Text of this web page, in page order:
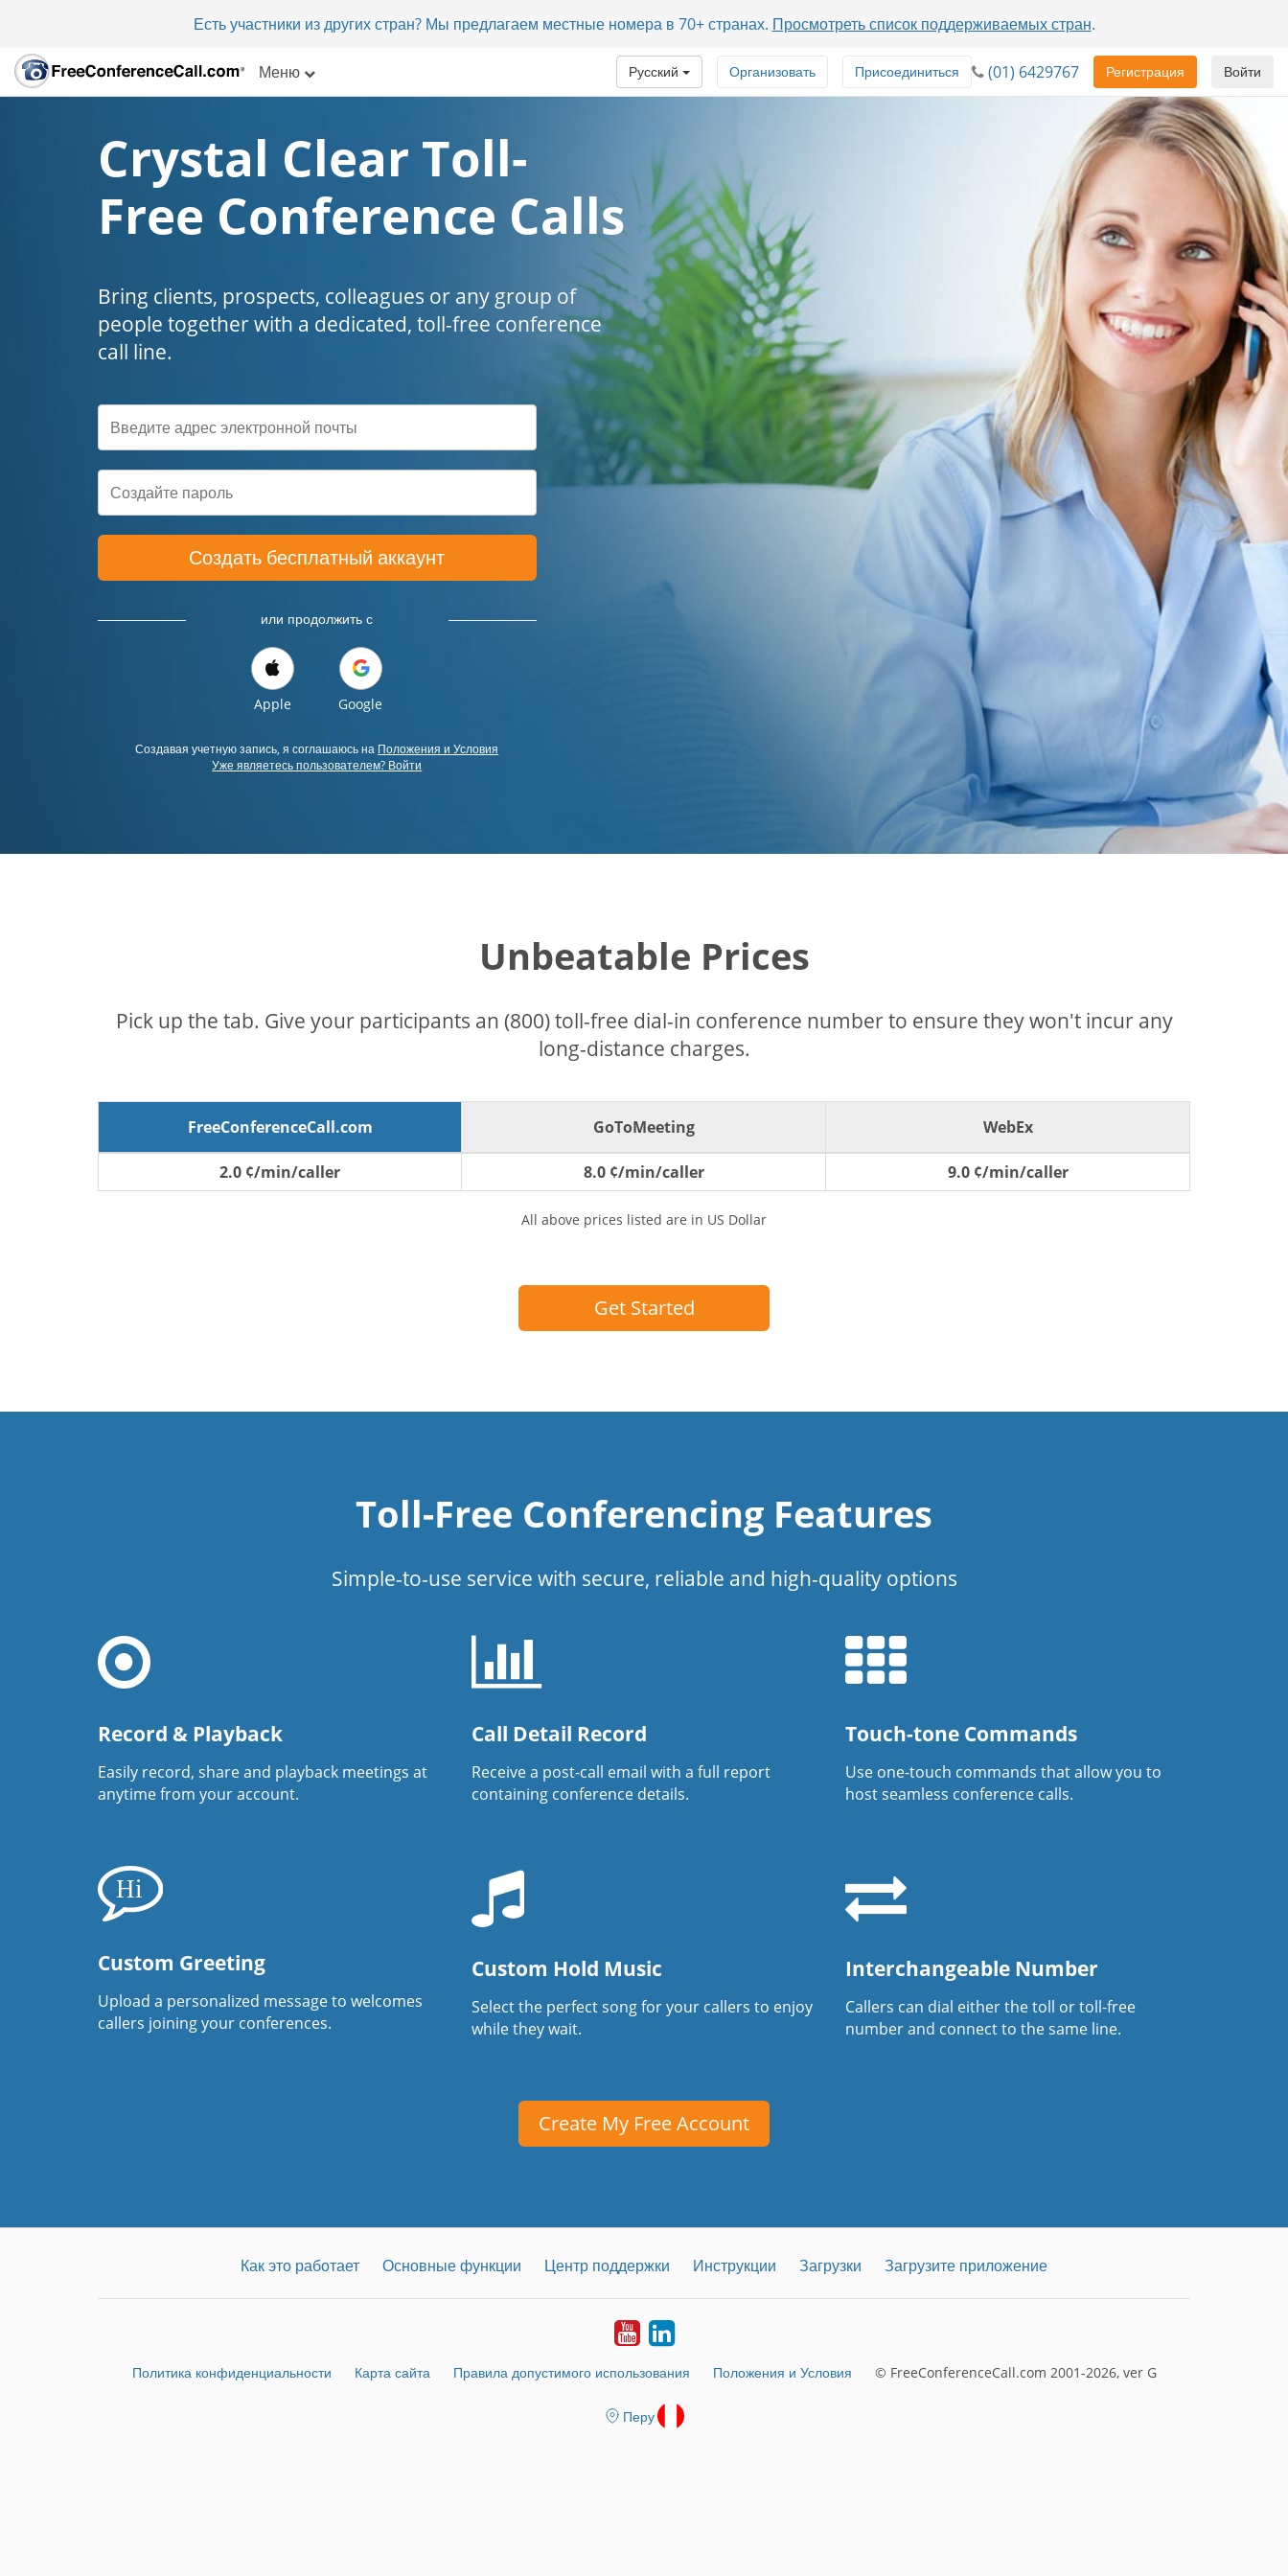
Есть участники из других стран? Мы предлагаем местные номера в 70+ странах. Просмотреть список поддерживаемых стран.
Меню Войти
Регистрация
(01) 6429767
Присоединиться
Организовать
Русский
Crystal Clear Toll-
Free Conference Calls
Bring clients, prospects, colleagues or any group of
people together with a dedicated, toll-free conference
call line.
Создать бесплатный аккаунт
или продолжить с
Apple Google
Создавая учетную запись, я соглашаюсь на Положения и Условия
Уже являетесь пользователем? Войти
Unbeatable Prices
Pick up the tab. Give your participants an (800) toll-free dial-in conference number to ensure they won't incur any
long-distance charges.
FreeConferenceCall.com GoToMeeting WebEx
2.0 ¢/min/caller 8.0 ¢/min/caller 9.0 ¢/min/caller
All above prices listed are in US Dollar
Get Started
Toll-Free Conferencing Features
Simple-to-use service with secure, reliable and high-quality options
Record & Playback
Easily record, share and playback meetings at
anytime from your account.
Call Detail Record
Receive a post-call email with a full report
containing conference details.
Touch-tone Commands
Use one-touch commands that allow you to
host seamless conference calls.
Custom Greeting
Upload a personalized message to welcomes
callers joining your conferences.
Custom Hold Music
Select the perfect song for your callers to enjoy
while they wait.
Interchangeable Number
Callers can dial either the toll or toll-free
number and connect to the same line.
Create My Free Account
Как это работает Основные функции Центр поддержки Инструкции Загрузки Загрузите приложение
YoutubeLinkedIn
Политика конфиденциальности Карта сайта Правила допустимого использования Положения и Условия © FreeConferenceCall.com 2001-2026, ver G
Перу